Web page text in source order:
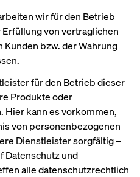
wir für den Betrieb
von vertraglichen
bzw. der Wahrung
für den Betrieb dieser
Produkte oder
Hier kann es vorkommen,
von personenbezogenen
Dienstleister sorgfältig –
Datenschutz und
alle datenschutzrechtlich